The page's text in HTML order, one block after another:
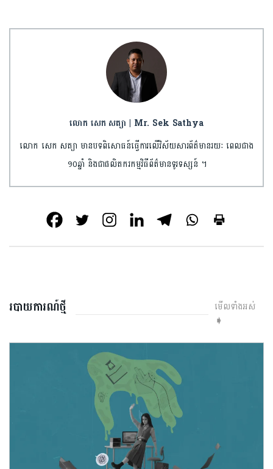
លោក សេក សត្យា | Mr. Sek Sathya
លោក សេក សត្យា មានបទពិសោធន៍ធ្វើការលើវិស័យសារព័ត៌មានរយៈ ពេលជាង
១០ឆ្នាំ និងជាផលិតករកម្មវិធីព័ត៌មានទូរទស្សន៍ ។
របាយការណ៍ថ្មី
មើលទាំងអស់
➧